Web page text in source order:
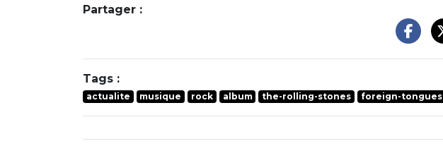
Partager :
Tags :
actualite musique rock album the-rolling-stones foreign-tongues